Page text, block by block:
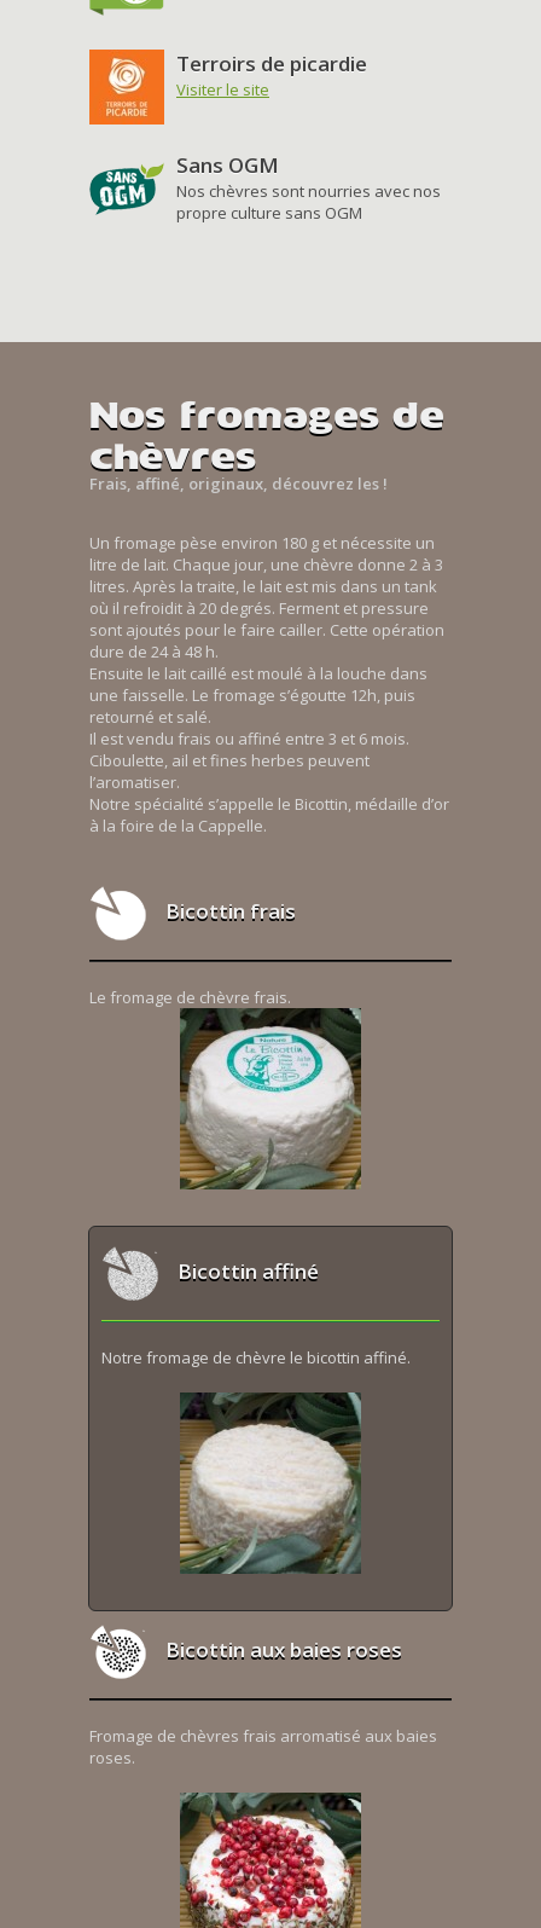
Terroirs de picardie
Visiter le site
Sans OGM
Nos chèvres sont nourries avec nos
propre culture sans OGM
Nos fromages de
chèvres
Frais, affiné, originaux, découvrez les !
Un fromage pèse environ 180 g et nécessite un
litre de lait. Chaque jour, une chèvre donne 2 à 3
litres. Après la traite, le lait est mis dans un tank
où il refroidit à 20 degrés. Ferment et pressure
sont ajoutés pour le faire cailler. Cette opération
dure de 24 à 48 h.
Ensuite le lait caillé est moulé à la louche dans
une faisselle. Le fromage s’égoutte 12h, puis
retourné et salé.
Il est vendu frais ou affiné entre 3 et 6 mois.
Ciboulette, ail et fines herbes peuvent
l’aromatiser.
Notre spécialité s’appelle le Bicottin, médaille d’or
à la foire de la Cappelle.
Bicottin frais
Le fromage de chèvre frais.
Bicottin affiné
Notre fromage de chèvre le bicottin affiné.
Bicottin aux baies roses
Fromage de chèvres frais arromatisé aux baies
roses.